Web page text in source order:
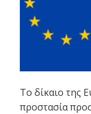
Το δίκαιο της
προστασία